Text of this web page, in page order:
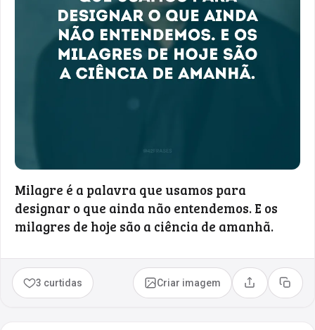
Milagre é a palavra que usamos para
designar o que ainda não entendemos. E os
milagres de hoje são a ciência de amanhã.
3 curtidas Criar imagem Compartilhar
Copiar